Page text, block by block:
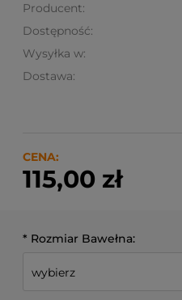
Producent:
Dostępność:
Wysyłka w:
Dostawa:
Cena nie zawiera
CENA:
115,00 zł
* Rozmiar Bawełna: